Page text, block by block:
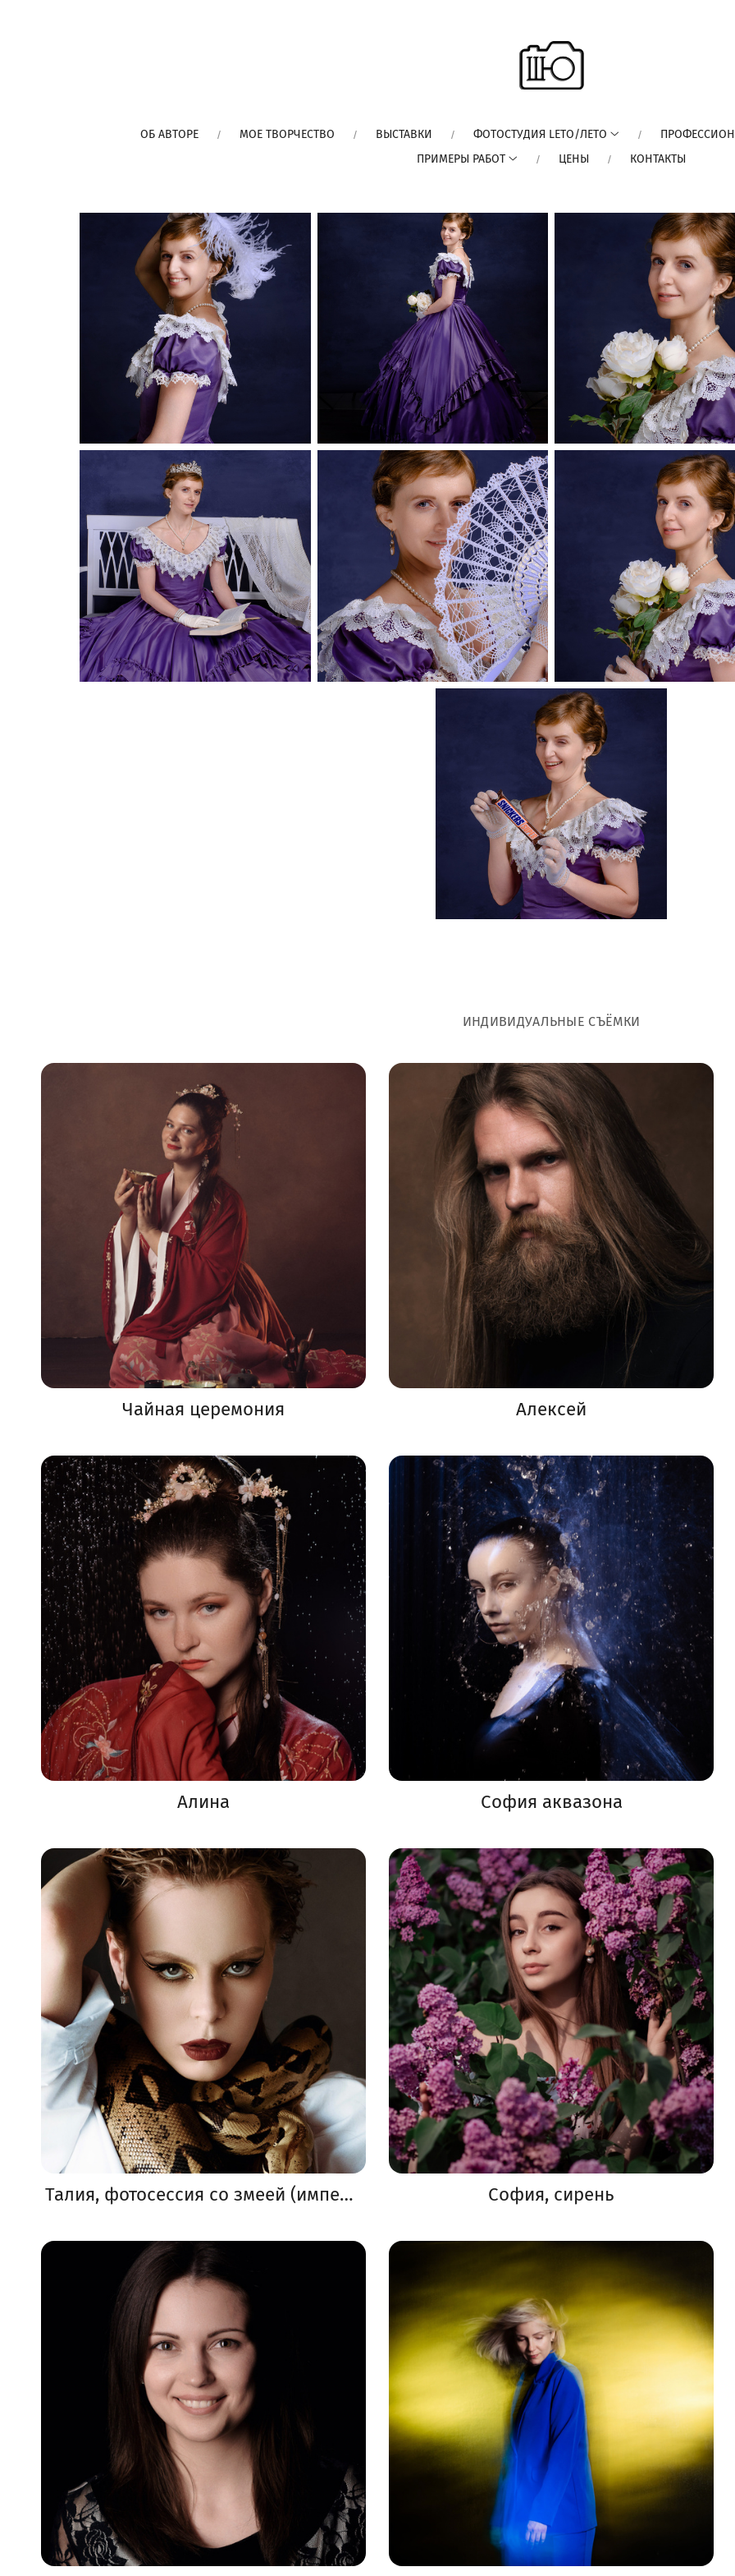
ОБ АВТОРЕ МОЕ ТВОРЧЕСТВО ВЫСТАВКИ ФОТОСТУДИЯ LETO/ЛЕТО
ПРИМЕРЫ РАБОТ
ЦЕНЫ КОНТАКТЫ
ИНДИВИДУАЛЬНЫЕ СЪЁМКИ
Чайная церемония Алексей
Алина София аквазона
Талия, фотосессия со змеей (императорский удав) София, сирень